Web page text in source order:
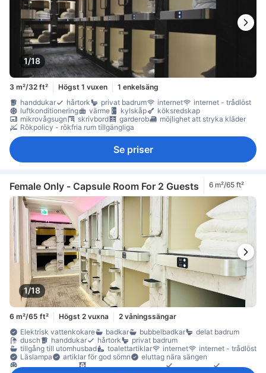
1/18
3 m²/32 ft² Högst 1 vuxen
1 enkelsäng
handdukar
hårtork privat badrum internet
internet - trådlöst
luftkonditionering
värme kylskåp
köksredskap
mikrovågsugn
skrivbord garderob
möjlighet att stryka kläder
Rökpolicy - rökfria rum tillgängliga
Se priser
Female Only - Capsule Room For 2 Guests 6 m²/65 ft²
1/18
6 m²/65 ft² Högst 2 vuxna
2 våningssängar
Elektrisk vattenkokare
badkar bubbelbadkar
delat badrum
dusch
handdukar hårtork
privat badrum
tillgång till utomhusbad
toalettartiklar internet
internet - trådlöst
Läslampa
artiklar för god sömn
eluttag nära sängen